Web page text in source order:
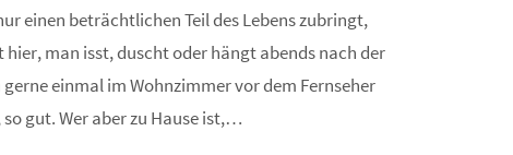
einen beträchtlichen Teil des Lebens zubringt,
hier, man isst, duscht oder hängt abends nach der
einmal im Wohnzimmer vor dem Fernseher
so gut. Wer aber zu Hause ist,…